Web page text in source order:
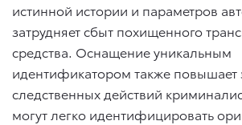
истинной истории и параметров
затрудняет сбыт похищенного
средства. Оснащение уникальным
идентификатором также
следственных действий
могут легко идентифицировать